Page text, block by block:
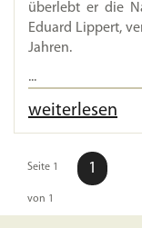
überlebt er die
Eduard Lippert,
Jahren.
...
weiterlesen
Seite 1
von 1
1